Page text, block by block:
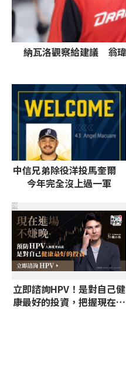
納瓦洛觀察給建議 翁瑋
中信兄弟除役洋投馬奎爾
今年完全沒上過一軍
立即諮詢HPV！是對自己健
康最好的投資，把握現在不
PR